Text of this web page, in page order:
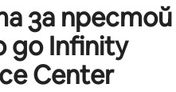
за престой
до Infinity
Center